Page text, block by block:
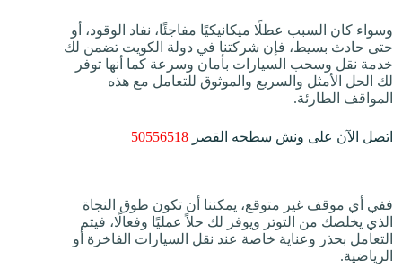
وسواء كان السبب عطلًا ميكانيكيًا مفاجئًا، نفاد الوقود، أو
حتى حادث بسيط، فإن شركتنا في دولة الكويت تضمن لك
خدمة نقل وسحب السيارات بأمان وسرعة كما أنها توفر
لك الحل الأمثل والسريع والموثوق للتعامل مع هذه
المواقف الطارئة.
اتصل الآن على ونش سطحه القصر 50556518
ففي أي موقف غير متوقع، يمكننا أن تكون طوق النجاة
الذي يخلصك من التوتر ويوفر لك حلاً عمليًا وفعالًا، فيتم
التعامل بحذر وعناية خاصة عند نقل السيارات الفاخرة أو
الرياضية.